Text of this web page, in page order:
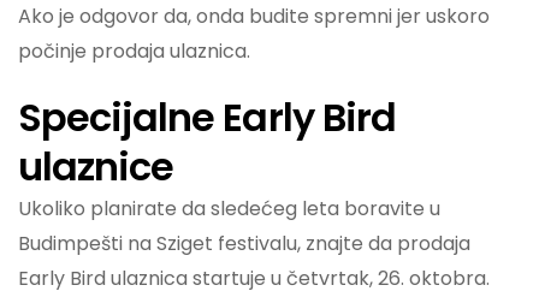
Ako je odgovor da, onda budite spremni jer uskoro
počinje prodaja ulaznica.
Specijalne Early Bird
ulaznice
Ukoliko planirate da sledećeg leta boravite u
Budimpešti na Sziget festivalu, znajte da prodaja
Early Bird ulaznica startuje u četvrtak, 26. oktobra.